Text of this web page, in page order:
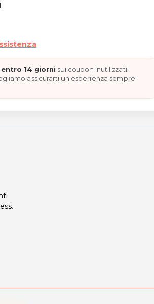
14 giorni sui coupon inutilizzati.
assicurarti un'esperienza sempre